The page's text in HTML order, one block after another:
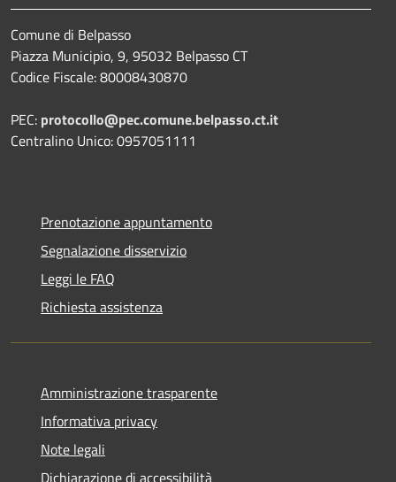
Comune di Belpasso
Piazza Municipio, 9, 95032 Belpasso CT
Codice Fiscale: 80008430870
PEC: protocollo@pec.comune.belpasso.ct.it
Centralino Unico: 0957051111
Prenotazione appuntamento
Segnalazione disservizio
Leggi le FAQ
Richiesta assistenza
Amministrazione trasparente
Informativa privacy
Note legali